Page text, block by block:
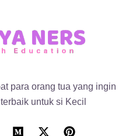
para orang tua yang ingin
untuk si Kecil